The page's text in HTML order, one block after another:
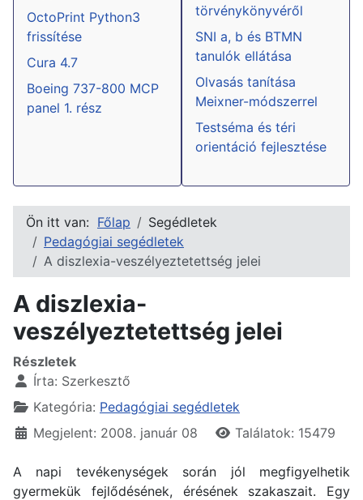
OctoPrint Python3
frissítése
Cura 4.7
Boeing 737-800 MCP
panel 1. rész
törvénykönyvéről
SNI a, b és BTMN
tanulók ellátása
Olvasás tanítása
Meixner-módszerrel
Testséma és téri
orientáció fejlesztése
Ön itt van: Főlap
Segédletek
Pedagógiai segédletek
A diszlexia-veszélyeztetettség jelei
A diszlexia-
veszélyeztetettség jelei
Részletek
Írta: Szerkesztő
Kategória: Pedagógiai segédletek
Megjelent: 2008. január 08
Találatok: 15479
A napi tevékenységek során jól megfigyelhetik
gyermekük fejlődésének, érésének szakaszait. Egy